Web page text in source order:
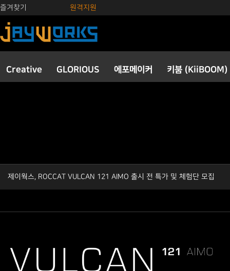
즐겨찾기 원격지원
Creative GLORIOUS 에포메이커 키붐 (KiiBOOM)
제이웍스, ROCCAT VULCAN 121 AIMO 출시 전 특가 및 체험단 모집